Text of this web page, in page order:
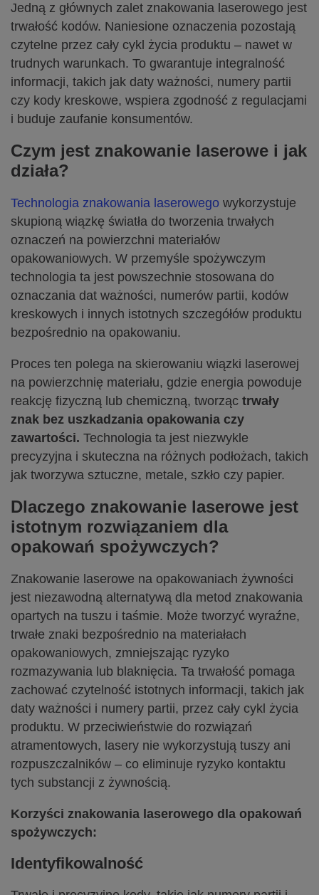
Jedną z głównych zalet znakowania laserowego jest
trwałość kodów. Naniesione oznaczenia pozostają
czytelne przez cały cykl życia produktu – nawet w
trudnych warunkach. To gwarantuje integralność
informacji, takich jak daty ważności, numery partii
czy kody kreskowe, wspiera zgodność z regulacjami
i buduje zaufanie konsumentów.
Czym jest znakowanie laserowe i jak
działa?
Technologia znakowania laserowego wykorzystuje
skupioną wiązkę światła do tworzenia trwałych
oznaczeń na powierzchni materiałów
opakowaniowych. W przemyśle spożywczym
technologia ta jest powszechnie stosowana do
oznaczania dat ważności, numerów partii, kodów
kreskowych i innych istotnych szczegółów produktu
bezpośrednio na opakowaniu.
Proces ten polega na skierowaniu wiązki laserowej
na powierzchnię materiału, gdzie energia powoduje
reakcję fizyczną lub chemiczną, tworząc trwały
znak bez uszkadzania opakowania czy
zawartości. Technologia ta jest niezwykle
precyzyjna i skuteczna na różnych podłożach, takich
jak tworzywa sztuczne, metale, szkło czy papier.
Dlaczego znakowanie laserowe jest
istotnym rozwiązaniem dla
opakowań spożywczych?
Znakowanie laserowe na opakowaniach żywności
jest niezawodną alternatywą dla metod znakowania
opartych na tuszu i taśmie. Może tworzyć wyraźne,
trwałe znaki bezpośrednio na materiałach
opakowaniowych, zmniejszając ryzyko
rozmazywania lub blaknięcia. Ta trwałość pomaga
zachować czytelność istotnych informacji, takich jak
daty ważności i numery partii, przez cały cykl życia
produktu. W przeciwieństwie do rozwiązań
atramentowych, lasery nie wykorzystują tuszy ani
rozpuszczalników – co eliminuje ryzyko kontaktu
tych substancji z żywnością.
Korzyści znakowania laserowego dla opakowań
spożywczych:
Identyfikowalność